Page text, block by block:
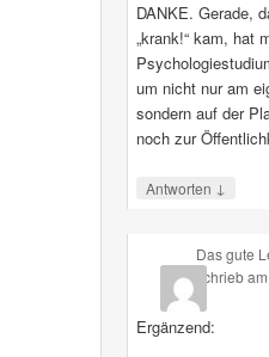
DANKE. Gerade,
„krank!“ kam, hat
um nicht nur am
sondern auf der
noch zur
Antworten ↓
Das gute
schriebam
Ergänzend: